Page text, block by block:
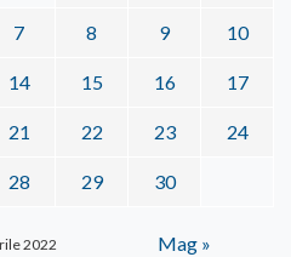
2022
7 8 9 10
14 15 16 17
21 22 23 24
28 29 30
Mag »